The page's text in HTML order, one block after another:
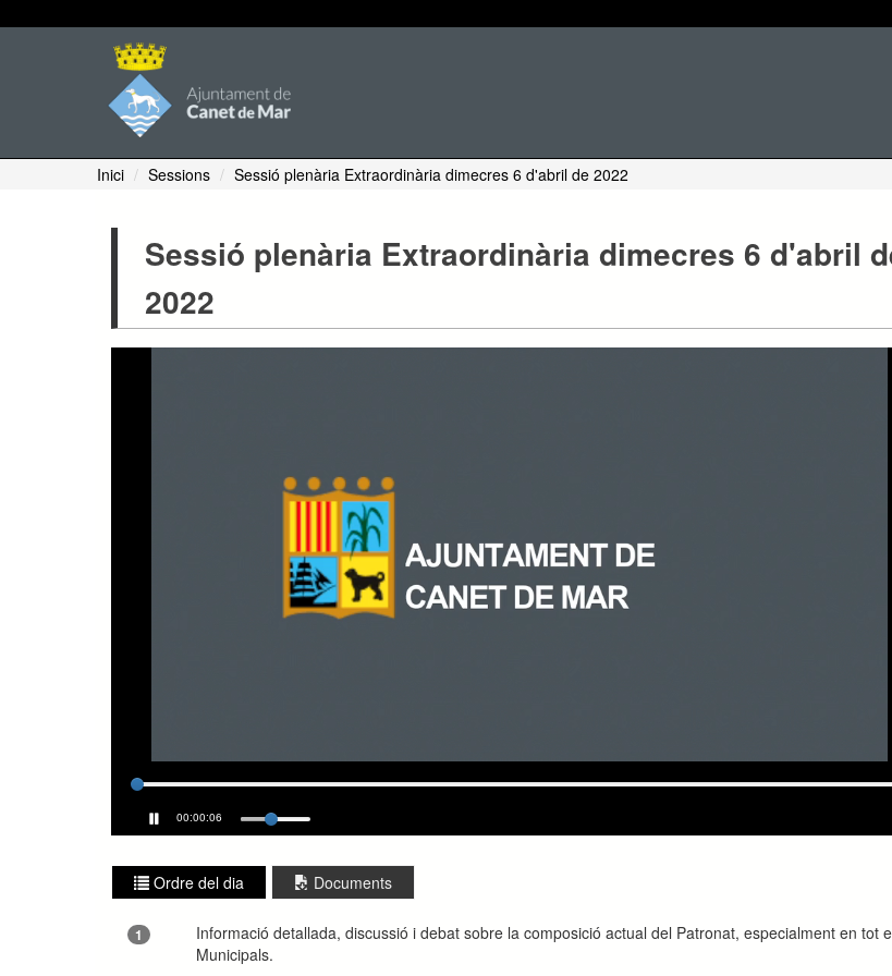
Inici Sessions Sessió plenària Extraordinària dimecres 6 d'abril de 2022
Sessió plenària Extraordinària dimecres 6 d'abril
2022
00:00:06
Ordre del dia Documents
1
Informació detallada, discussió i debat sobre la composició actual del Patronat, especialment en tot
Municipals.